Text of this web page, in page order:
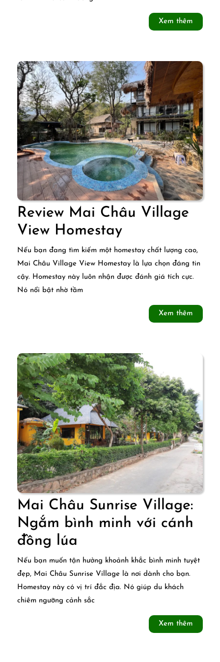
chân
yên
bình
Xem thêm
thêm
Review Mai Châu Village
View HomestayReview
Mai
Châu
Village
View
Homestay
Nếu bạn đang tìm kiếm một homestay chất lượng cao,
Mai Châu Village View Homestay là lựa chọn đáng tin
cậy. Homestay này luôn nhận được đánh giá tích cực.
Nó nổi bật nhờ tầm
Xem thêm
thêm
Mai Châu Sunrise Village:
Ngắm bình minh với cánh
đồng lúa
Châu
Sunrise
Village:
Nếu bạn muốn tận hưởng khoảnh khắc bình minh tuyệt
đẹp, Mai Châu Sunrise Village là nơi dành cho bạn.
Homestay này có vị trí đắc địa. Nó giúp du khách
chiêm ngưỡng cảnh sắc
Xem thêm
thêm